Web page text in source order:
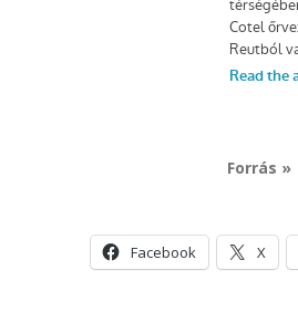
Forrás »
Facebook X